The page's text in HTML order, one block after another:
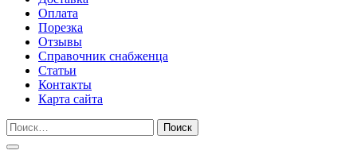
Оплата
Порезка
Отзывы
Справочник снабженца
Статьи
Контакты
Карта сайта